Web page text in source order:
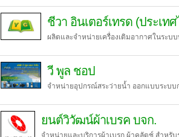
ชีวา อินเตอร์เทรด (ประเท
ผลิตและจำหน่ายเครื่องเติมอากาศในระ
วี พูล ชอป
จำหน่ายอุปกรณ์สระว่ายน้ำ ออกแบบระบบ
ยนต์วิวัฒน์ผ้าเบรค บจก.
จำหน่ายและบริการผ้าเบรก ผ้าคลัตช์ สำหรับ